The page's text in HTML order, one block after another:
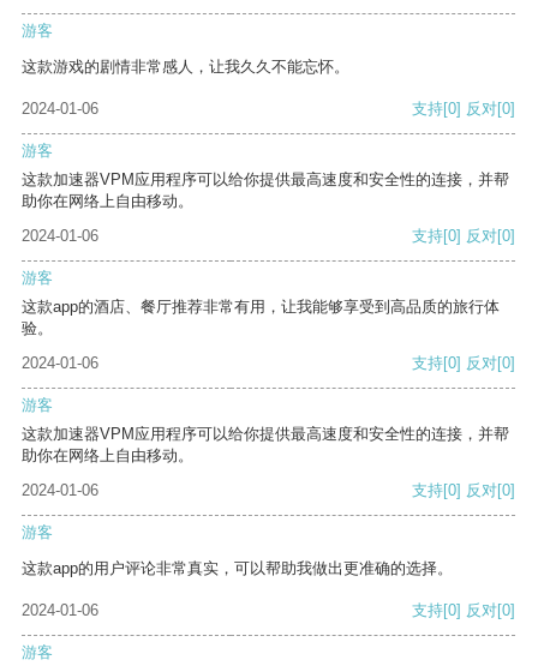
游客
这款游戏的剧情非常感人，让我久久不能忘怀。
2024-01-06 支持[0] 反对[0]
游客
这款加速器VPM应用程序可以给你提供最高速度和安全性的连接，并帮
助你在网络上自由移动。
2024-01-06
支持[0] 反对[0]
游客
这款app的酒店、餐厅推荐非常有用，让我能够享受到高品质的旅行体
验。
2024-01-06
支持[0] 反对[0]
游客
这款加速器VPM应用程序可以给你提供最高速度和安全性的连接，并帮
助你在网络上自由移动。
2024-01-06
支持[0] 反对[0]
游客
这款app的用户评论非常真实，可以帮助我做出更准确的选择。
2024-01-06 支持[0] 反对[0]
游客